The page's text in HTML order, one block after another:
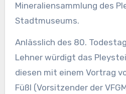
Mineraliensammlung des
Stadtmuseums.
Anlässlich des 80.
Lehner würdigt das
diesen mit einem Vortrag
Füßl (Vorsitzender der